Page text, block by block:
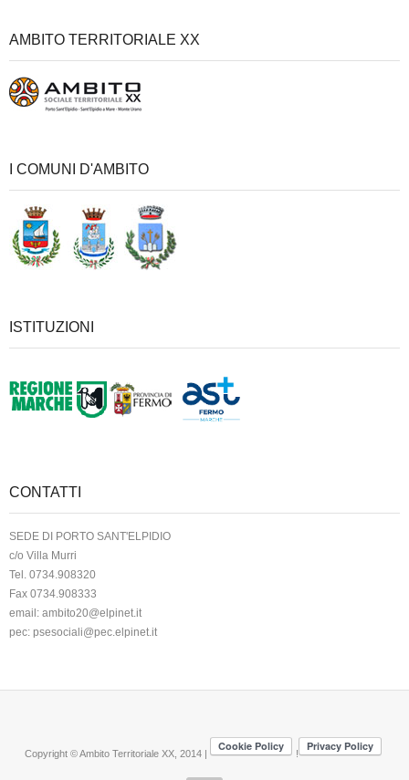
AMBITO TERRITORIALE XX
I COMUNI D'AMBITO
ISTITUZIONI
CONTATTI
SEDE DI PORTO SANT'ELPIDIO
c/o Villa Murri
Tel. 0734.908320
Fax 0734.908333
email: ambito20@elpinet.it
pec: psesociali@pec.elpinet.it
Copyright © Ambito Territoriale XX, 2014 | !